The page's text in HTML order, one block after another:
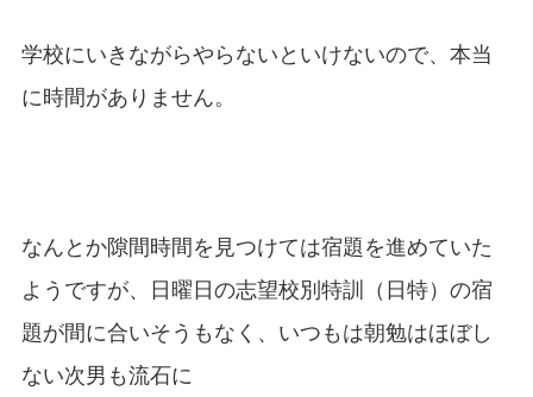
学校にいきながらやらないといけないので、本当
に時間がありません。
なんとか隙間時間を見つけては宿題を進めていた
ようですが、日曜日の志望校別特訓（日特）の宿
題が間に合いそうもなく、いつもは朝勉はほぼし
ない次男も流石に